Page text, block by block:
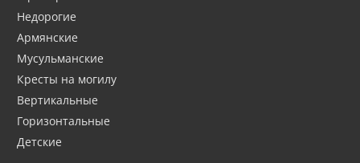
Недорогие
Армянские
Мусульманские
Кресты на могилу
Вертикальные
Горизонтальные
Детские